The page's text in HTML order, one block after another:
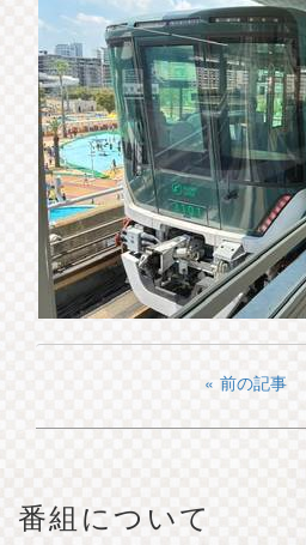
前の記事
番組について